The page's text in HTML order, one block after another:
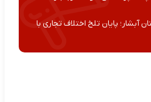
پایان تلخ اختلاف تجاری با